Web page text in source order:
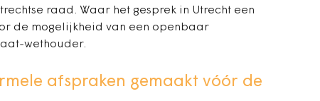
raad. Waar het gesprek in Utrecht een
de mogelijkheid van een openbaar
wethouder.
afspraken gemaakt vóór de